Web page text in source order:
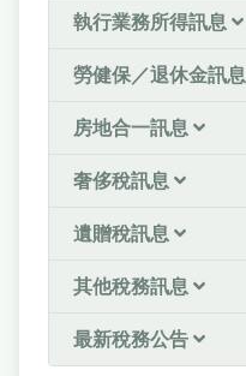
執行業務所得訊息
勞健保／退休金訊息
房地合一訊息
奢侈稅訊息
遺贈稅訊息
其他稅務訊息
最新稅務公告